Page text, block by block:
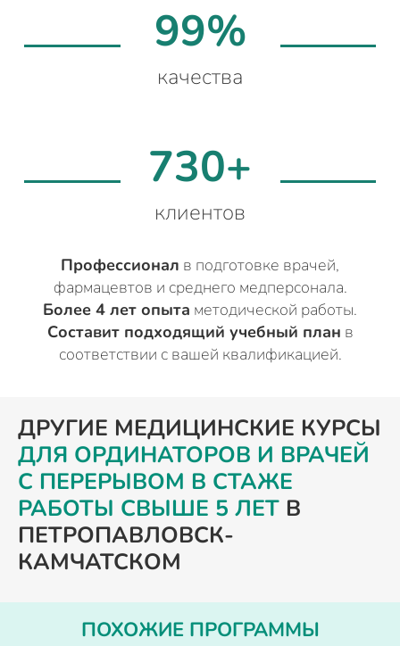
99%
качества
730+
клиентов
Профессионал в подготовке врачей,
фармацевтов и среднего медперсонала.
Более 4 лет опыта методической работы.
Составит подходящий учебный план в
соответствии с вашей квалификацией.
ДРУГИЕ МЕДИЦИНСКИЕ КУРСЫ
ДЛЯ ОРДИНАТОРОВ И ВРАЧЕЙ
С ПЕРЕРЫВОМ В СТАЖЕ
РАБОТЫ СВЫШЕ 5 ЛЕТ В
ПЕТРОПАВЛОВСК-
КАМЧАТСКОМ
ПОХОЖИЕ ПРОГРАММЫ